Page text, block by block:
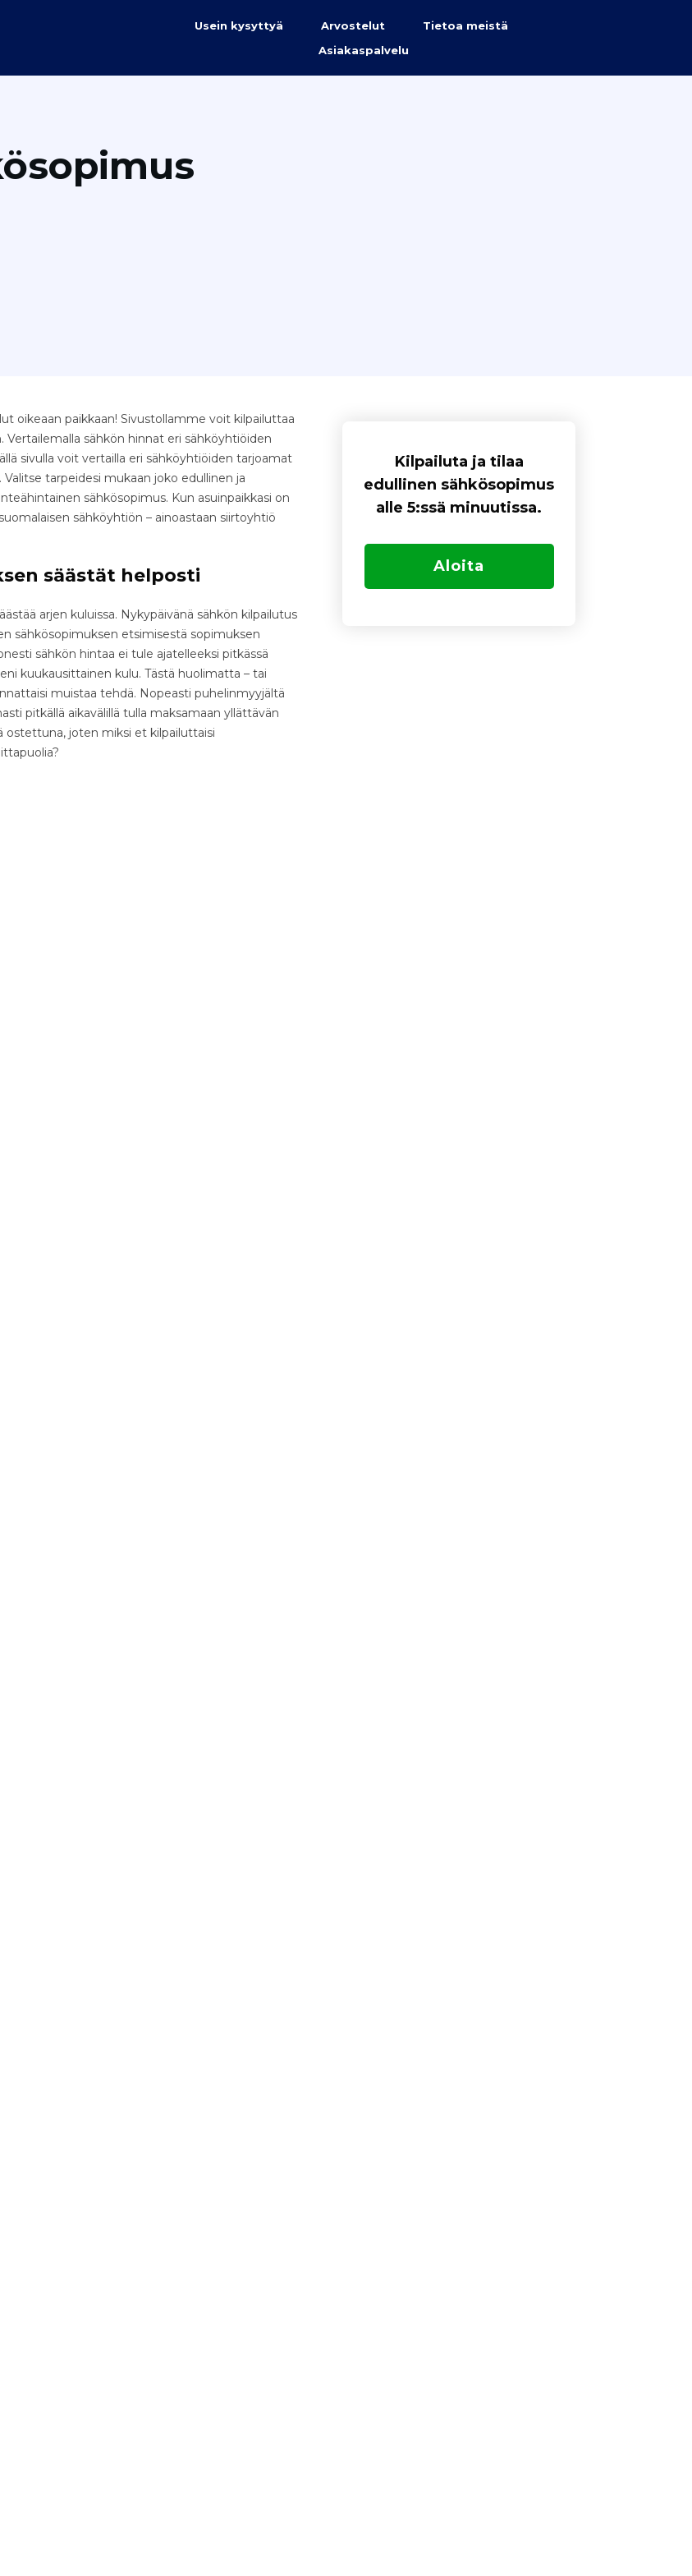
Usein kysyttyä Arvostelut
Tietoa meistä
Asiakaspalvelu
oikeaan paikkaan! Sivustollamme voit kilpailuttaa
Vertailemalla sähkön hinnat eri sähköyhtiöiden
sivulla voit vertailla eri sähköyhtiöiden tarjoamat
tarpeidesi mukaan joko edullinen ja
sähkösopimus. Kun asuinpaikkasi on
sähköyhtiön – ainoastaan siirtoyhtiö
säästät helposti
arjen kuluissa. Nykypäivänä sähkön kilpailutus
sähkösopimuksen etsimisestä sopimuksen
sähkön hintaa ei tule ajatelleeksi pitkässä
kuukausittainen kulu. Tästä huolimatta – tai
muistaa tehdä. Nopeasti puhelinmyyjältä
pitkällä aikavälillä tulla maksamaan yllättävän
ostettuna, joten miksi et kilpailuttaisi
Kilpailuta ja tilaa
edullinen sähkösopimus
alle 5:ssä minuutissa.
Aloita